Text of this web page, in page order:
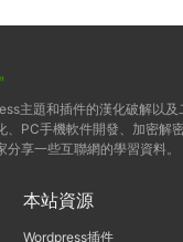
主題和插件的漢化破解以
、PC手機軟件開發、加密解
享一些互聯網的學習資料。
本站資源
Wordpress插件